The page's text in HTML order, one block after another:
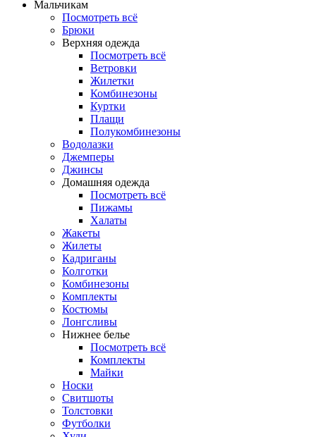
Мальчикам
Посмотреть всё
Брюки
Верхняя одежда
Посмотреть всё
Ветровки
Жилетки
Комбинезоны
Куртки
Плащи
Полукомбинезоны
Водолазки
Джемперы
Джинсы
Домашняя одежда
Посмотреть всё
Пижамы
Халаты
Жакеты
Жилеты
Кадриганы
Колготки
Комбинезоны
Комплекты
Костюмы
Лонгсливы
Нижнее белье
Посмотреть всё
Комплекты
Майки
Носки
Свитшоты
Толстовки
Футболки